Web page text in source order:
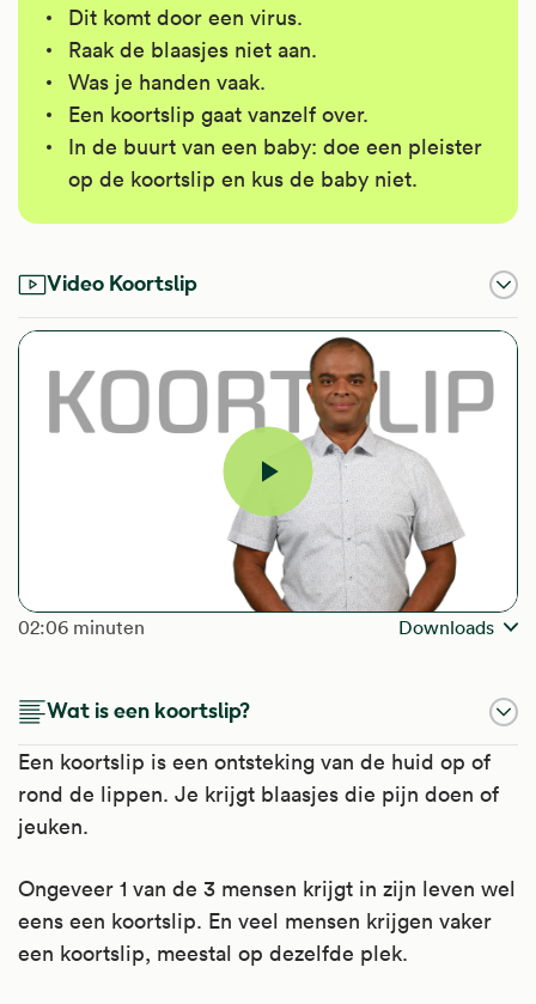
Dit komt door een virus.
Raak de blaasjes niet aan.
Was je handen vaak.
Een koortslip gaat vanzelf over.
In de buurt van een baby: doe een pleister
op de koortslip en kus de baby niet.
Video Koortslip
Video
afspelen
The length of the video is
02:06 minuten Downloads
Wat is een koortslip?
Een koortslip is een ontsteking van de huid op of
rond de lippen. Je krijgt blaasjes die pijn doen of
jeuken.
Ongeveer 1 van de 3 mensen krijgt in zijn leven wel
eens een koortslip. En veel mensen krijgen vaker
een koortslip, meestal op dezelfde plek.